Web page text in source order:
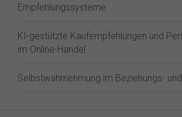
Empfehlungssysteme
KI-gestützte Kaufempfehlungen und
im Online-Handel
Selbstwahrnehmung im Beziehungs-